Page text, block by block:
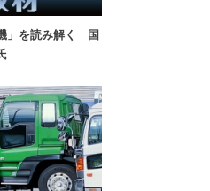
」を読み解く 国